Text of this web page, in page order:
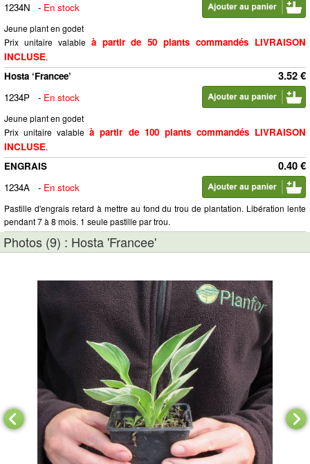
1234N
- En stock
Jeune plant en godet
Prix unitaire valable à partir de 50 plants commandés LIVRAISON
INCLUSE.
3.52 €
Hosta ‘Francee’
1234P
- En stock
Jeune plant en godet
Prix unitaire valableà partir de 100 plants commandés LIVRAISON
INCLUSE.
0.40 €
ENGRAIS
1234A
- En stock
Pastille d'engrais retard à mettre au fond du trou de plantation. Libération lente
pendant 7 à 8 mois. 1 seule pastille par trou.
Photos (9) : Hosta 'Francee'